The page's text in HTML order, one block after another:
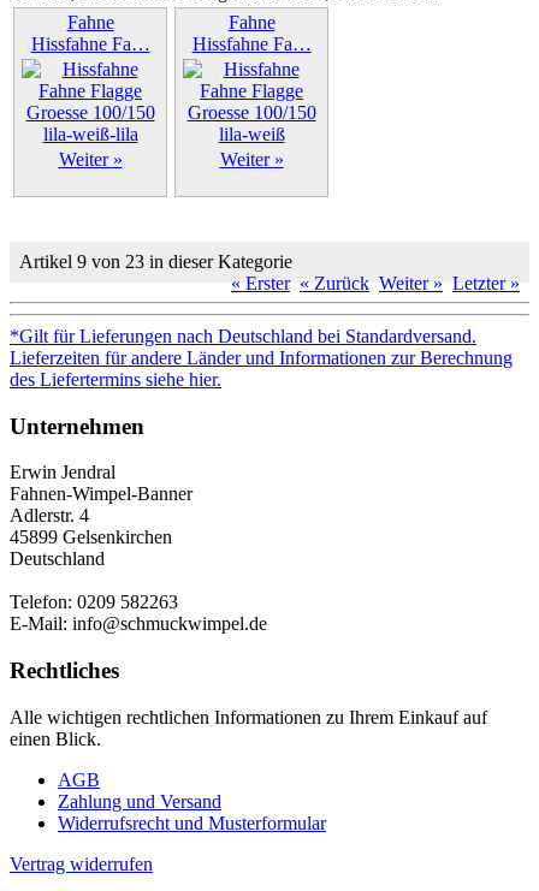
Fahne
Hissfahne Fa…
Weiter »
Fahne
Hissfahne Fa…
Weiter »
Artikel 9 von 23 in dieser Kategorie
« Erster « Zurück Weiter » Letzter »
*Gilt für Lieferungen nach Deutschland bei Standardversand.
Lieferzeiten für andere Länder und Informationen zur Berechnung
des Liefertermins siehe hier.
Unternehmen
Erwin Jendral
Fahnen-Wimpel-Banner
Adlerstr. 4
45899 Gelsenkirchen
Deutschland
Telefon: 0209 582263
E-Mail: info@schmuckwimpel.de
Rechtliches
Alle wichtigen rechtlichen Informationen zu Ihrem Einkauf auf
einen Blick.
AGB
Zahlung und Versand
Widerrufsrecht und Musterformular
Vertrag widerrufen